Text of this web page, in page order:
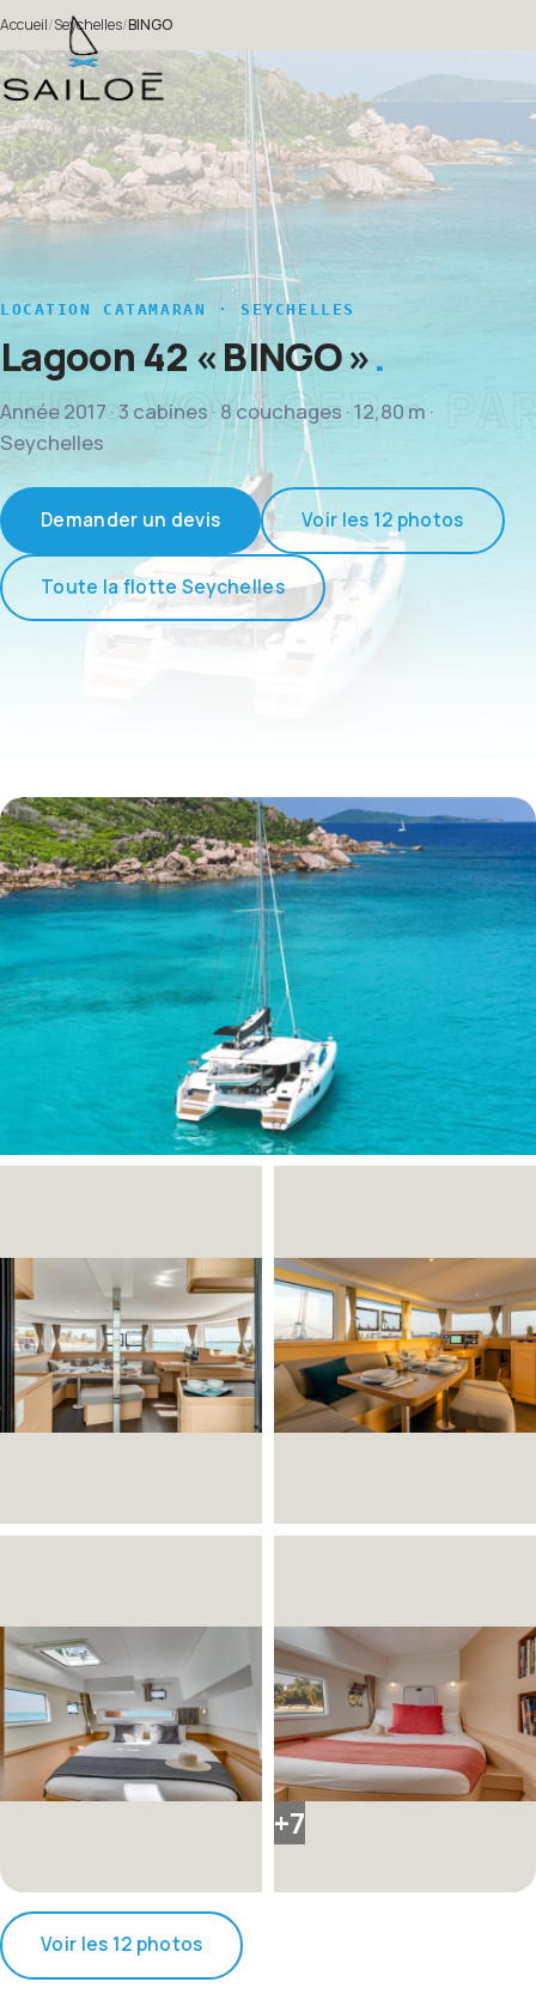
Accueil/Seychelles/BINGO
LOCATION CATAMARAN · SEYCHELLES
Lagoon 42 « BINGO »
Année 2017 · 3 cabines · 8 couchages · 12,80 m ·
Seychelles
Demander un devis Voir les 12 photos
Toute la flotte Seychelles
+7
Voir les 12 photos